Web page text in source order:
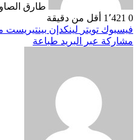
طارق
0
أقل من دقيقة
فيسبوك تويتر لينكدإن بينتيريست
مشاركة عبر البريد طباعة